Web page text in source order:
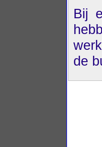
Bij
de